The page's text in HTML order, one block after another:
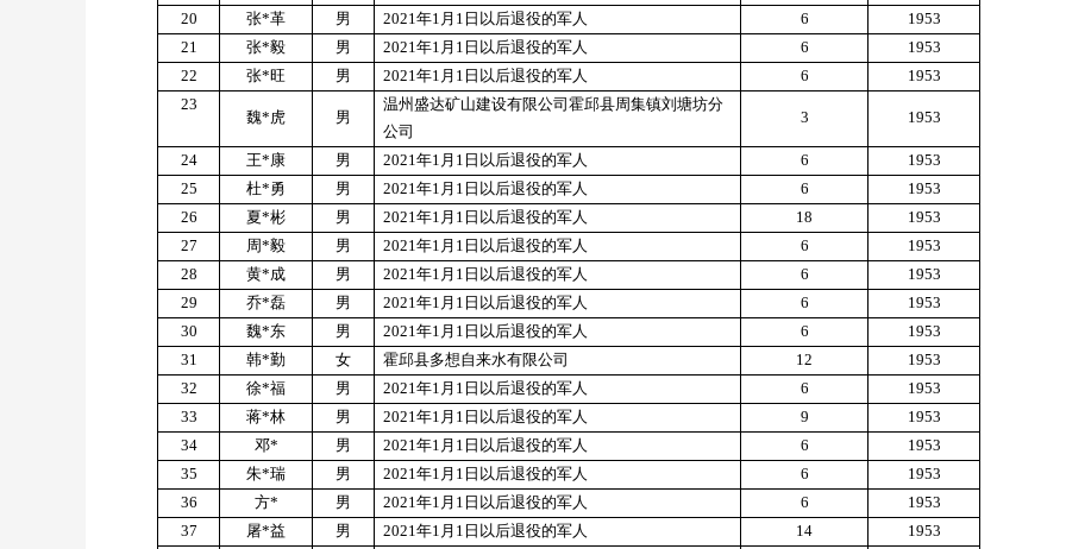
20
张*革 男 2021年1 月 1 日以后退役的军人 6
1953
21
张*毅 男 2021年1 月 1 日以后退役的军人 6
1953
22
张*旺 男 2021年1 月 1 日以后退役的军人 6
1953
23
魏*虎 男
温州盛达矿山建设有限公司霍邱县周集镇刘塘坊分
公司
3 1953
24 王*康 男 2021年1 月 1 日以后退役的军人 6
1953
25
杜*勇 男 2021年1 月 1 日以后退役的军人 6
1953
26
夏*彬 男 2021年1 月 1 日以后退役的军人 18
1953
27
周*毅 男 2021年1 月 1 日以后退役的军人 6
1953
28
黄*成 男 2021年1 月 1 日以后退役的军人 6
1953
29
乔*磊 男 2021年1 月 1 日以后退役的军人 6
1953
30
魏*东 男 2021年1 月 1 日以后退役的军人 6
1953
31
韩*勤 女 霍邱县多想自来水有限公司 12
1953
32
徐*福 男 2021年1 月 1 日以后退役的军人 6
1953
33
蒋*林 男 2021年1 月 1 日以后退役的军人 9
1953
34
邓* 男 2021年1 月 1 日以后退役的军人 6
1953
35
朱*瑞 男 2021年1 月 1 日以后退役的军人 6
1953
36
方* 男 2021年1 月 1 日以后退役的军人 6
1953
37
屠*益 男 2021年1 月 1 日以后退役的军人 14
1953